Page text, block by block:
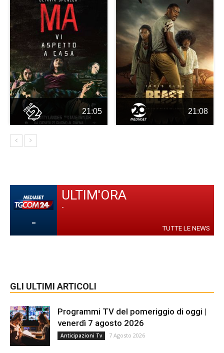
21:05 21:08
-
ULTIM'ORA
-
TUTTE LE NEWS
GLI ULTIMI ARTICOLI
Programmi TV del pomeriggio di oggi |
venerdì 7 agosto 2026
Anticipazioni Tv 7 Agosto 2026